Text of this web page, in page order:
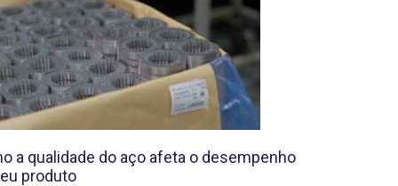
a qualidade do aço afeta o desempenho
produto